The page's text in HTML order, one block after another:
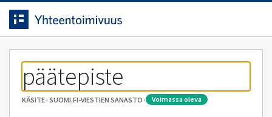
Siirrytty
sivulle
Siirry suoraan sisältöön.
päätepiste
KÄSITE· SUOMI.FI-VIESTIEN SANASTO · voimassa oleva